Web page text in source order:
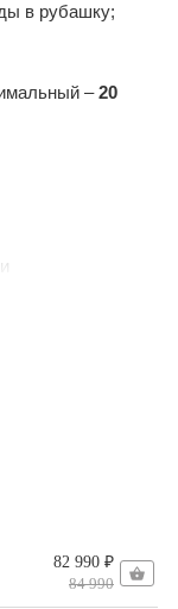
в рубашку;
–20
лопатка для
82 990 ₽
84 990